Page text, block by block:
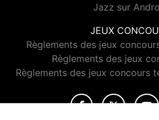
Jazz sur
JEUX
Règlements des jeux
Règlements des jeux
Règlements des jeux concours